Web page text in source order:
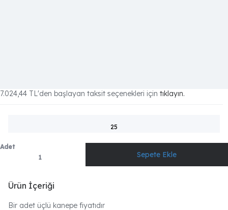
7.024,44 TL'den başlayan taksit seçenekleri için tıklayın.
25
Adet
Ürün İçeriği
Bir adet üçlü kanepe fiyatıdır